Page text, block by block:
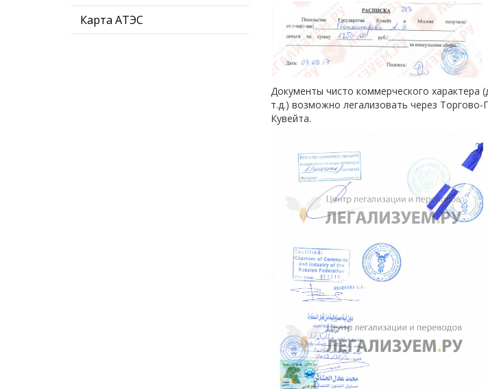
Карта АТЭС
Документы чисто коммерческого характера
т.д.) возможно легализовать через
Кувейта.